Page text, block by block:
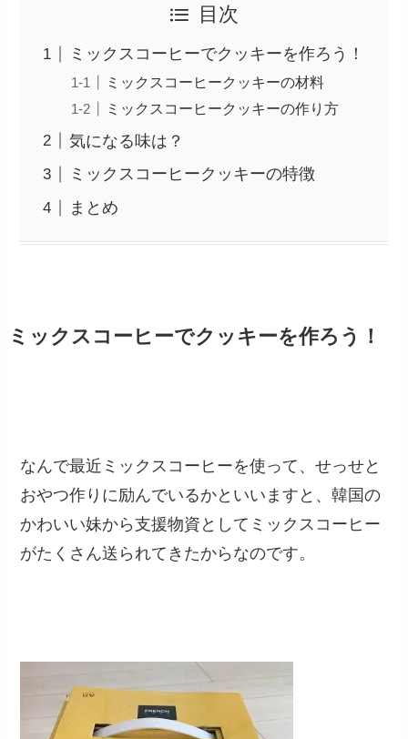
目次
ミックスコーヒーでクッキーを作ろう！
ミックスコーヒークッキーの材料
ミックスコーヒークッキーの作り方
気になる味は？
ミックスコーヒークッキーの特徴
まとめ
ミックスコーヒーでクッキーを作ろう！
なんで最近ミックスコーヒーを使って、せっせと
おやつ作りに励んでいるかといいますと、韓国の
かわいい妹から支援物資としてミックスコーヒー
がたくさん送られてきたからなのです。